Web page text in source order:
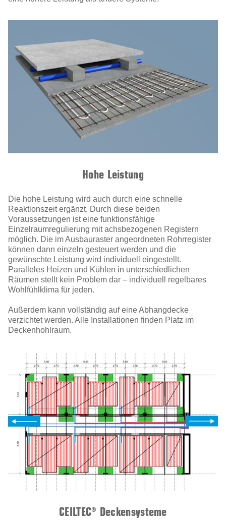
Hohe Leistung
Die hohe Leistung wird auch durch eine schnelle
Reaktionszeit ergänzt. Durch diese beiden
Voraussetzungen ist eine funktionsfähige
Einzelraumregulierung mit achsbezogenen Registern
möglich. Die im Ausbauraster angeordneten Rohrregister
können dann einzeln gesteuert werden und die
gewünschte Leistung wird individuell eingestellt.
Paralleles Heizen und Kühlen in unterschiedlichen
Räumen stellt kein Problem dar – individuell regelbares
Wohlfühlklima für jeden.
Außerdem kann vollständig auf eine Abhangdecke
verzichtet werden. Alle Installationen finden Platz im
Deckenhohlraum.
CEILTEC® Deckensysteme